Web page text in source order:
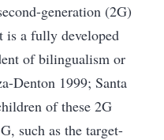
generation (2G)
is a fully developed
of bilingualism or
Denton 1999; Santa
of these 2G
such as the target-